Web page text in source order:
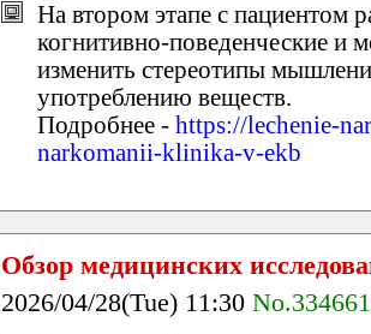
На втором этапе с пациентом
когнитивно-поведенческие и
изменить стереотипы
употреблению веществ.
Подробнее - https://lechenie-
narkomanii-klinika-v-ekb
Обзор медицинских
2026/04/28(Tue) 11:30 No.334661